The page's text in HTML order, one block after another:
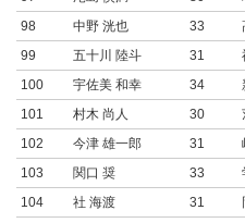
98
中野 洸也 33
99
五十川 陸斗 31
100
宇佐美 和幸 34
101
村木 尚人 30
102
今津 雄一郎 31
103
関口 奨 33
104
社 海渡 31